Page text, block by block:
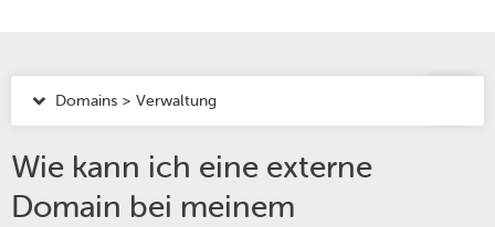
Domains > Verwaltung
Wie kann ich eine externe
Domain bei meinem